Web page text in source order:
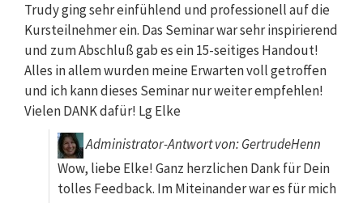
Trudy ging sehr einfühlend und professionell auf die
Kursteilnehmer ein. Das Seminar war sehr inspirierend
und zum Abschluß gab es ein 15-seitiges Handout!
Alles in allem wurden meine Erwarten voll getroffen
und ich kann dieses Seminar nur weiter empfehlen!
Vielen DANK dafür! Lg Elke
Administrator-Antwort von: GertrudeHenn
Wow, liebe Elke! Ganz herzlichen Dank für Dein
tolles Feedback. Im Miteinander war es für mich